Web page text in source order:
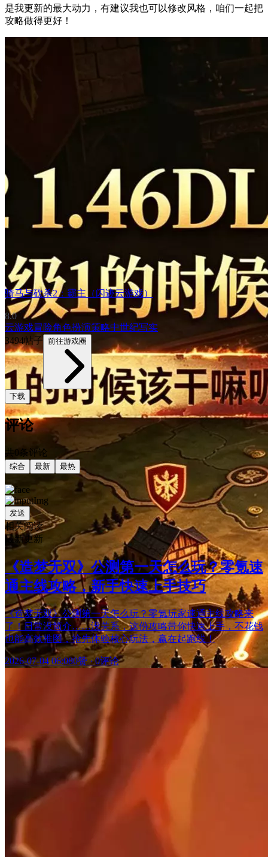
是我更新的最大动力，有建议我也可以修改风格，咱们一起把
攻略做得更好！
骑马与砍杀2：霸主（闪迹云游戏）
8.0
云游戏冒险角色扮演策略中世纪写实
3494帖子 前往游戏圈
下载
评论
共0条评论
综合 最新 最热
发送
相关阅读
最新更新
《造梦无双》公测第一天怎么玩？零氪速
通主线攻略，新手快速上手技巧
《造梦无双》公测第一天怎么玩？零氪玩家速通主线攻略来
了！日常没简介……没关系，这份攻略带你快速上手，不花钱
也能高效推图，抢先体验核心玩法，赢在起跑线！
2026-07-04 06:080赞·0评论